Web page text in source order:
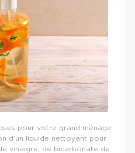
pour votre grand ménage
d’un liquide nettoyant pour
vinaigre, de bicarbonate de